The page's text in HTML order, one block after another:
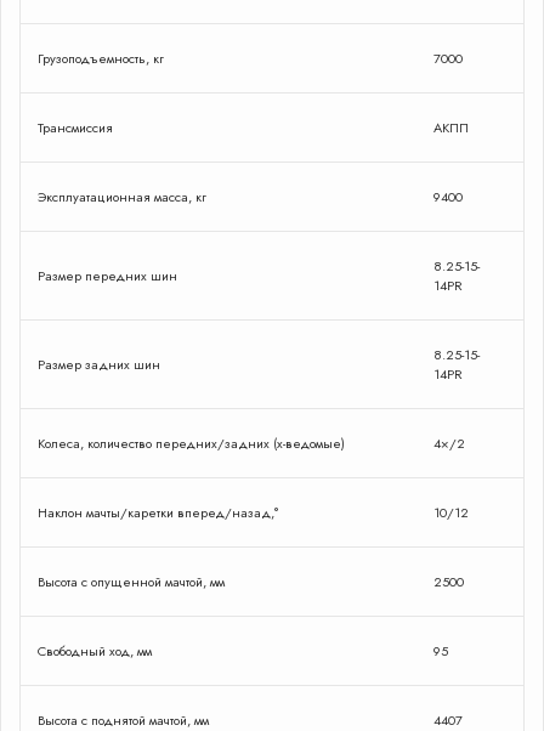
Грузоподъемность, кг 7000
Трансмиссия АКПП
Эксплуатационная масса, кг 9400
Размер передних шин
8.25-15-
14PR
Размер задних шин
8.25-15-
14PR
Колеса, количество передних/задних (х-ведомые) 4×/2
Наклон мачты/каретки вперед/назад,° 10/12
Высота с опущенной мачтой, мм 2500
Свободный ход, мм 95
Высота с поднятой мачтой, мм 4407